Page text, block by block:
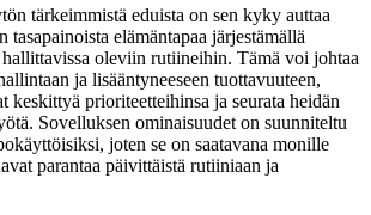
tärkeimmistä eduista on sen kyky auttaa
tasapainoista elämäntapaa järjestämällä
oleviin rutiineihin. Tämä voi johtaa
ja lisääntyneeseen tuottavuuteen,
keskittyä prioriteetteihinsa ja seurata heidän
Sovelluksen ominaisuudet on suunniteltu
joten se on saatavana monille
parantaa päivittäistä rutiiniaan ja